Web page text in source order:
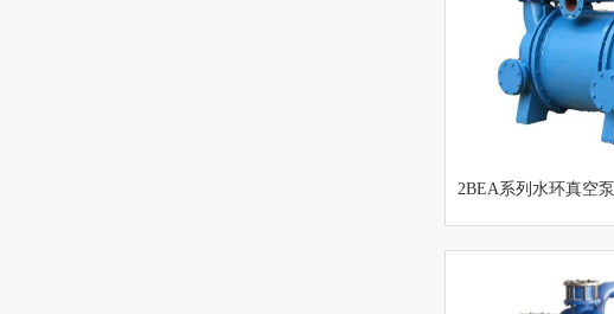
2BEA系列水环真空泵